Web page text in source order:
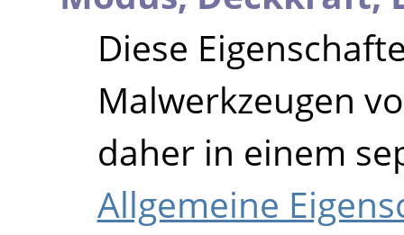
Diese
Malwerkzeugen
daher in einem
Allgemeine